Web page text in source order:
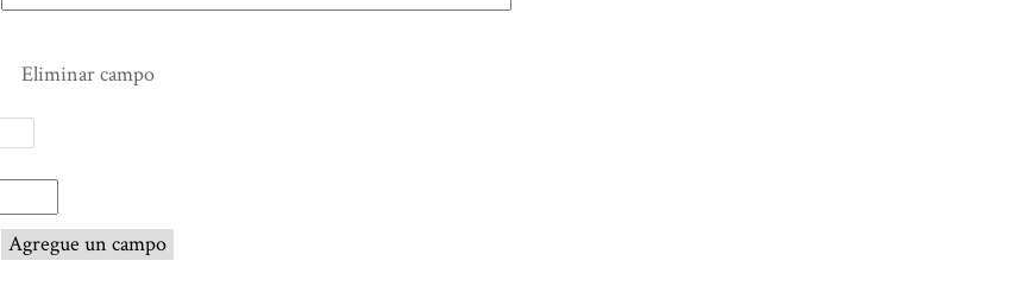
Eliminar campo
Agregue un campo